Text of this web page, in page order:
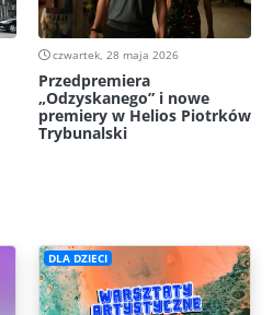
czwartek, 28 maja 2026
Przedpremiera
„Odzyskanego” i nowe
premiery w Helios Piotrków
Trybunalski
DLA DZIECI